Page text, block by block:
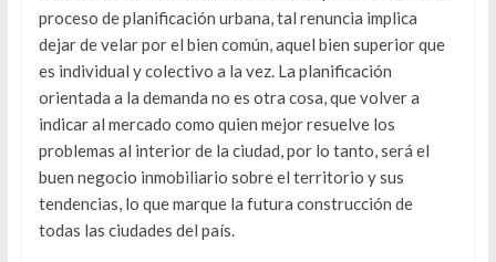
proceso de planificación urbana, tal renuncia implica
dejar de velar por el bien común, aquel bien superior que
es individual y colectivo a la vez. La planificación
orientada a la demanda no es otra cosa, que volver a
indicar al mercado como quien mejor resuelve los
problemas al interior de la ciudad, por lo tanto, será el
buen negocio inmobiliario sobre el territorio y sus
tendencias, lo que marque la futura construcción de
todas las ciudades del país.